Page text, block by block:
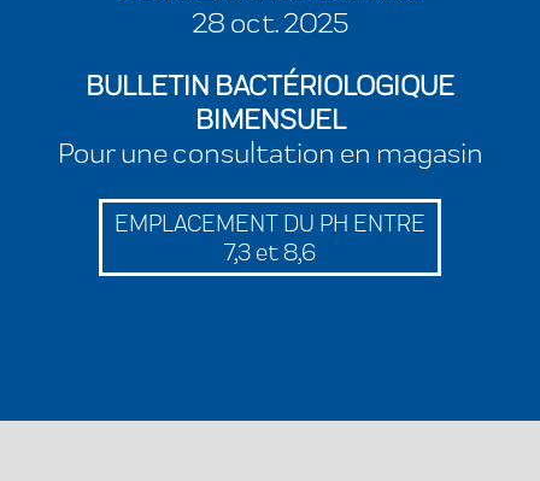
28 oct. 2025
BULLETIN BACTÉRIOLOGIQUE
BIMENSUEL
Pour une consultation en magasin
EMPLACEMENT DU PH ENTRE
7,3 et 8,6